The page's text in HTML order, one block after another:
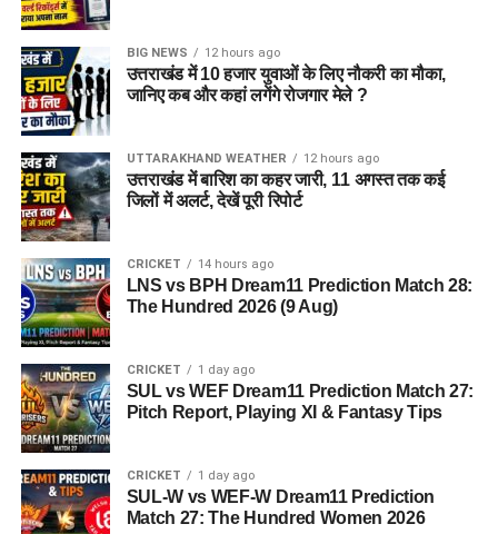
परिसर को आधुनिक सुविधाओं से लैस करने की योजना है। यहां आंगनबाड़ी
केंद्र भी खोले जाएंगे। जरूरत पड़ने पर प्राथमिक विद्यालय की सुविधा भी
उपलब्ध कराई जा सकती है। इस पहल का मकसद सिर्फ महिलाओं और
बच्चों को रहने की जगह देना नहीं, बल्कि उन्हें ऐसा वातावरण उपलब्ध कराना
है, जहां वे खुद को सुरक्षित, सम्मानित और परिवार का हिस्सा महसूस कर
सकें।
5 एकड़ जमीन की हो रही है तलाश
आलंबन गांव विकसित करने के लिए करीब 5 एकड़ जमीन की आवश्यकता
बताई गई है। विभाग की पहली प्राथमिकता देहरादून जिले या उसके
आसपास जमीन तलाशने की थी, लेकिन फिलहाल उपयुक्त जमीन उपलब्ध
नहीं हो पाई है। अब विभाग की ओर से हरिद्वार और आसपास के क्षेत्रों में
जमीन की तलाश की जा रही है। अधिकारियों को उम्मीद है कि हरिद्वार में
इसके लिए उपयुक्त जमीन मिल सकती है।
इसके अलावा उत्तरकाशी जिले के चिन्यालीसौड़ में भी एक जमीन को लेकर
संभावनाएं देखी जा रही हैं। विभाग यह जांच कर रहा है कि वहां की जमीन
और परिस्थितियां आलंबन गांव के निर्माण के लिए उपयुक्त हैं या नहीं।
BIG NEWS 12 hours ago
उत्तराखंड में 10 हजार युवाओं के लिए नौकरी का मौका,
जानिए कब और कहां लगेंगे रोजगार मेले ?
UTTARAKHAND WEATHER 12 hours ago
उत्तराखंड में बारिश का कहर जारी, 11 अगस्त तक कई
जिलों में अलर्ट, देखें पूरी रिपोर्ट
CRICKET 14 hours ago
LNS vs BPH Dream11 Prediction Match 28:
The Hundred 2026 (9 Aug)
CRICKET 1 day ago
SUL vs WEF Dream11 Prediction Match 27:
Pitch Report, Playing XI & Fantasy Tips
CRICKET 1 day ago
SUL-W vs WEF-W Dream11 Prediction
Match 27: The Hundred Women 2026